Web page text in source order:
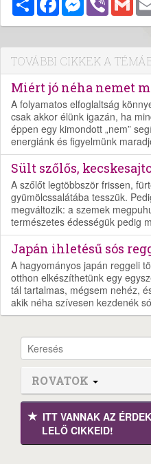
TOVÁBBI CIKKEK A
Miért jó néha nemet
A folyamatos elfoglaltság
csak akkor élünk igazán, ha
éppen egy kimondott „nem”
energiánk és figyelmünk
Sült szőlős,
A szőlőt legtöbbször frissen,
gyümölcssalátába tesszük.
megváltozik: a szemek
természetes édességük pedig
Japán ihletésű sós
A hagyományos japán reggeli
otthon elkészíthetünk egy
tál tartalmas, mégsem nehéz,
akik néha szívesen kezdenék
ROVATOK
ITT VANNAK AZ
LELŐ CIKKEID!